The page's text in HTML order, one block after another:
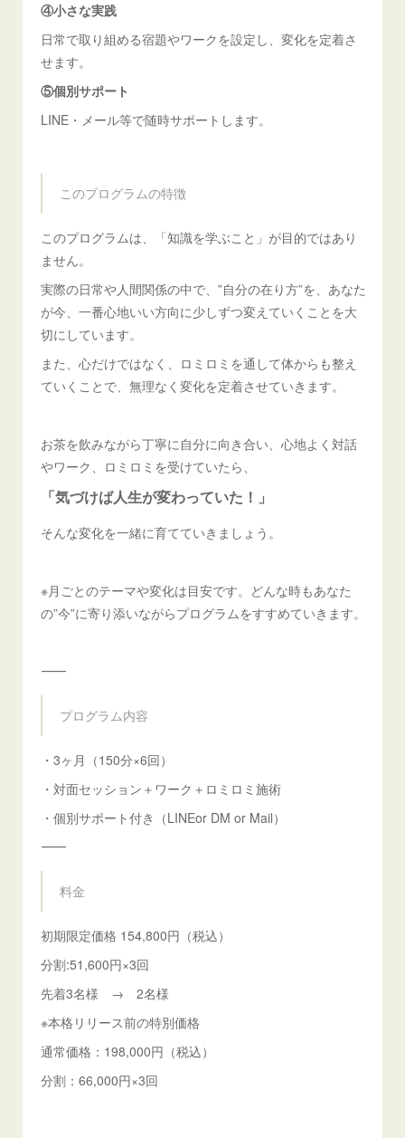
④小さな実践
日常で取り組める宿題やワークを設定し、変化を定着さ
せます。
⑤個別サポート
LINE・メール等で随時サポートします。
このプログラムの特徴
このプログラムは、「知識を学ぶこと」が目的ではあり
ません。
実際の日常や人間関係の中で、”自分の在り方”を、あなた
が今、一番心地いい方向に少しずつ変えていくことを大
切にしています。
また、心だけではなく、ロミロミを通して体からも整え
ていくことで、無理なく変化を定着させていきます。
お茶を飲みながら丁寧に自分に向き合い、心地よく対話
やワーク、ロミロミを受けていたら、
「気づけば人生が変わっていた！」
そんな変化を一緒に育てていきましょう。
※月ごとのテーマや変化は目安です。どんな時もあなた
の”今”に寄り添いながらプログラムをすすめていきます。
⸻
プログラム内容
・3ヶ月（150分×6回）
・対面セッション＋ワーク＋ロミロミ施術
・個別サポート付き（LINEor DM or Mail）
⸻
料金
初期限定価格 154,800円（税込）
分割:51,600円×3回
先着3名様 → 2名様
※本格リリース前の特別価格
通常価格：198,000円（税込）
分割：66,000円×3回